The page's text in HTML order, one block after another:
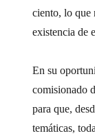
ciento, lo que
existencia de
En su
comisionado
para que,
temáticas,